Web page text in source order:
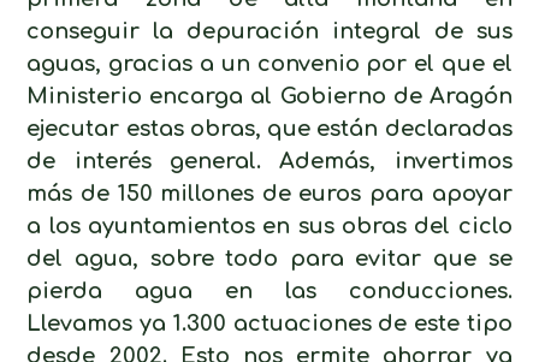
conseguir la depuración integral de sus
aguas, gracias a un convenio por el que el
Ministerio encarga al Gobierno de Aragón
ejecutar estas obras, que están declaradas
de interés general. Además, invertimos
más de 150 millones de euros para apoyar
a los ayuntamientos en sus obras del ciclo
del agua, sobre todo para evitar que se
pierda agua en las conducciones.
Llevamos ya 1.300 actuaciones de este tipo
desde 2002. Esto nos ermite ahorrar ya